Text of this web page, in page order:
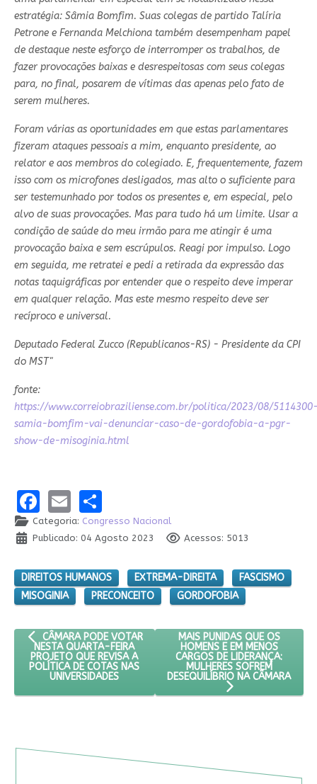
estratégia: Sâmia Bomfim. Suas colegas de partido Talíria
Petrone e Fernanda Melchiona também desempenham papel
de destaque neste esforço de interromper os trabalhos, de
fazer provocações baixas e desrespeitosas com seus colegas
para, no final, posarem de vítimas das apenas pelo fato de
serem mulheres.
Foram várias as oportunidades em que estas parlamentares
fizeram ataques pessoais a mim, enquanto presidente, ao
relator e aos membros do colegiado. E, frequentemente, fazem
isso com os microfones desligados, mas alto o suficiente para
ser testemunhado por todos os presentes e, em especial, pelo
alvo de suas provocações. Mas para tudo há um limite. Usar a
condição de saúde do meu irmão para me atingir é uma
provocação baixa e sem escrúpulos. Reagi por impulso. Logo
em seguida, me retratei e pedi a retirada da expressão das
notas taquigráficas por entender que o respeito deve imperar
em qualquer relação. Mas este mesmo respeito deve ser
recíproco e universal.
Deputado Federal Zucco (Republicanos-RS) - Presidente da CPI
do MST"
fonte:
https://www.correiobraziliense.com.br/politica/2023/08/
samia-bomfim-vai-denunciar-caso-de-gordofobia-a-pgr-
show-de-misoginia.html
Facebook
EmailShare
Categoria: Congresso Nacional
Publicado: 04 Agosto 2023
Acessos: 5013
DIREITOS HUMANOS EXTREMA-DIREITA
FASCISMO
MISOGINIA
PRECONCEITO GORDOFOBIA
ARTIGO ANTERIOR: CÂMARA PODE VOTAR NESTA QUARTA-
CÂMARA PODE VOTAR
NESTA QUARTA-FEIRA
PROJETO QUE REVISA A
POLÍTICA DE COTAS NAS
UNIVERSIDADES
PRÓXIMO ARTIGO: MAIS
MAIS PUNIDAS QUE OS
HOMENS E EM MENOS
CARGOS DE LIDERANÇA:
MULHERES SOFREM
DESEQUILÍBRIO NA CÂMARA